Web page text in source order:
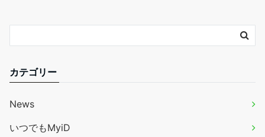
カテゴリー
News
いつでもMyiD